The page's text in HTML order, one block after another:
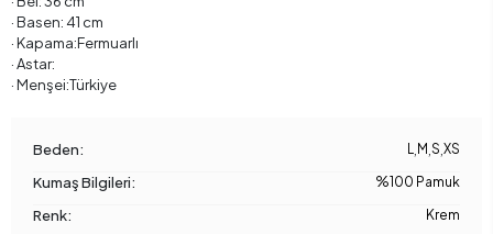
· Basen: 41 cm
· Kapama:Fermuarlı
· Astar:
· Menşei:Türkiye
Beden: L M S XS
Kumaş Bilgileri: %100 Pamuk
Renk: Krem